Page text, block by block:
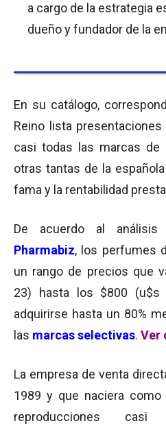
a cargo de la estrategia
dueño y fundador de la
En su catálogo,
Reino lista
casi todas las marcas de
otras tantas de la española
fama y la rentabilidad
De acuerdo al
Pharmabiz, los perfumes
un rango de precios que
23) hasta los $800 (u$s
adquirirse hasta un 80%
las marcas selectivas. Ver
La empresa de venta
1989 y que naciera
reproducciones